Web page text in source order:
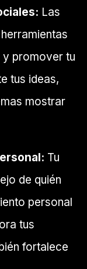
Las
promover tu
tus ideas,
mostrar
Tu
de quién
personal
tus
fortalece